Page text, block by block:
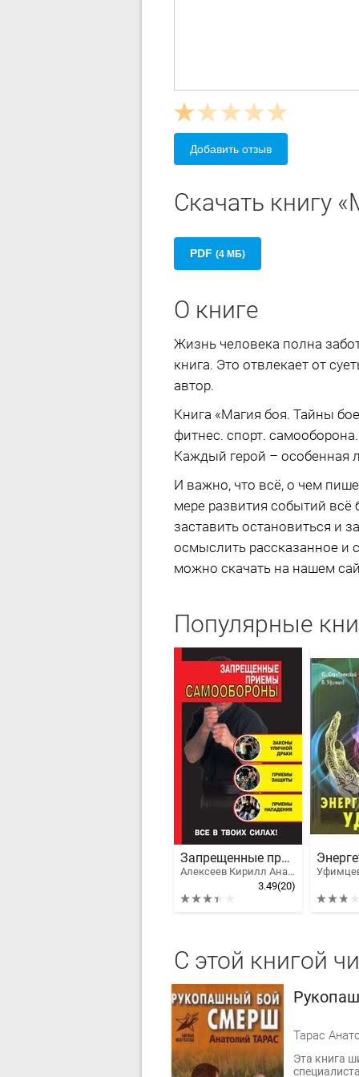
Добавить отзыв
Скачать книгу
PDF (4 МБ)
О книге
Жизнь человека полна
книга. Это отвлекает от
автор.
Книга «Магия боя. Тайны
фитнес. спорт.
Каждый герой – особенная
И важно, что всё, о чем
мере развития событий
заставить остановиться и
осмыслить рассказанное и
можно скачать на нашем
Популярные
Запрещенные приемы самообороны
Алексеев Кирилл Анатольевич
3.49(20)
С этой книгой
Тарас
Эта книга